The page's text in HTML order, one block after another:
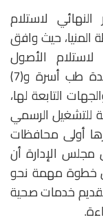
لاستلام
المنيا، حيث وافق
لاستلام الأصول
العلاجية، معلنًا استلام (60) مركزًا ووحدة طب أسرة و(7)
التابعة لها،
للتشغيل الرسمي
أولى محافظات
مجلس الإدارة أن
خطوة مهمة نحو
تقديم خدمات صحية